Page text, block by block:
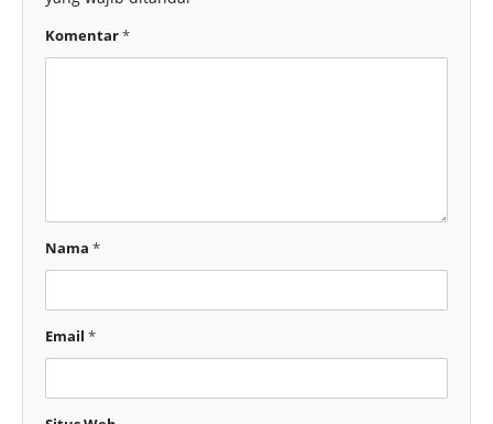
Komentar*
Nama *
Email *